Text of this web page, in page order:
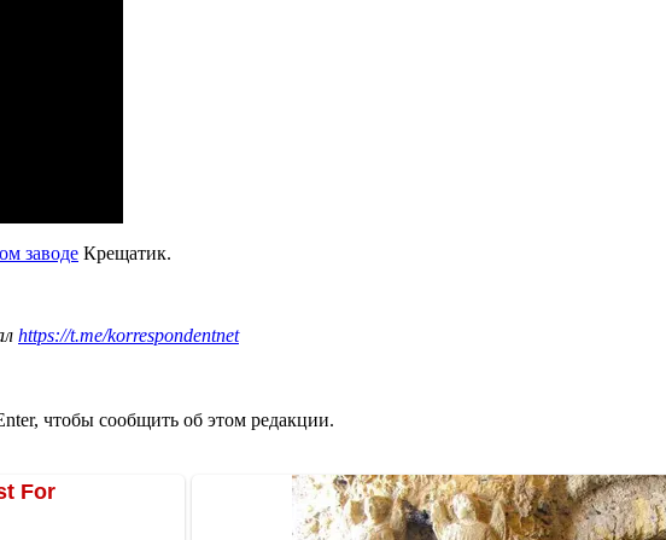
заводе Крещатик.
https://t.me/korrespondentnet
чтобы сообщить об этом редакции.